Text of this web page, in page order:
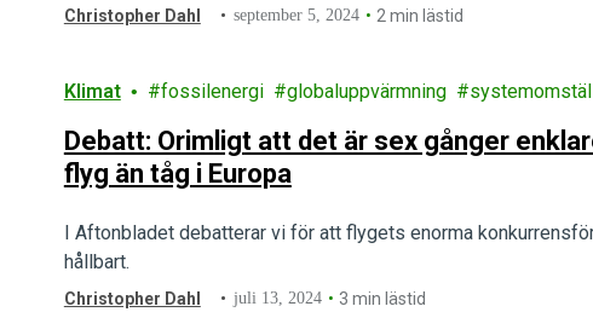
Christopher Dahl september 5, 2024 2 min lästid
Klimat fossilenergi globaluppvärmning
Debatt: Orimligt att det är sex gånger
flyg än tåg i Europa
I Aftonbladet debatterar vi för att flygets enorma
hållbart.
Christopher Dahl juli 13, 2024 3 min lästid